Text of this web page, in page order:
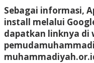
Sebagai informasi,
install melalui
dapatkan linknya di